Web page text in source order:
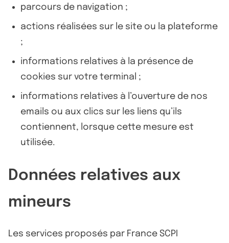
parcours de navigation ;
actions réalisées sur le site ou la plateforme
;
informations relatives à la présence de
cookies sur votre terminal ;
informations relatives à l’ouverture de nos
emails ou aux clics sur les liens qu’ils
contiennent, lorsque cette mesure est
utilisée.
Données relatives aux
mineurs
Les services proposés par France SCPI